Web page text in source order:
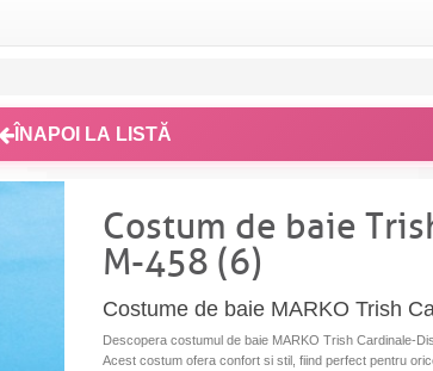
ÎNAPOI LA LISTĂ
Costum de baie
M-458 (6)
Costume de baie MARKO Trish
Descopera costumul de baie MARKO Trish Cardinale-
Acest costum ofera confort si stil, fiind perfect pentru